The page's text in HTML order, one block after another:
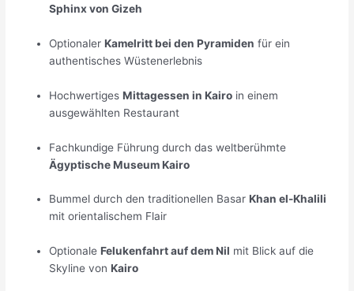
Sphinx von Gizeh
OptionalerKamelritt bei den Pyramiden für ein
authentisches Wüstenerlebnis
HochwertigesMittagessen in Kairo in einem
ausgewählten Restaurant
Fachkundige Führung durch das weltberühmte
Ägyptische Museum Kairo
Bummel durch den traditionellen BasarKhan el-Khalili
mit orientalischem Flair
OptionaleFelukenfahrt auf dem Nil mit Blick auf die
Skyline vonKairo